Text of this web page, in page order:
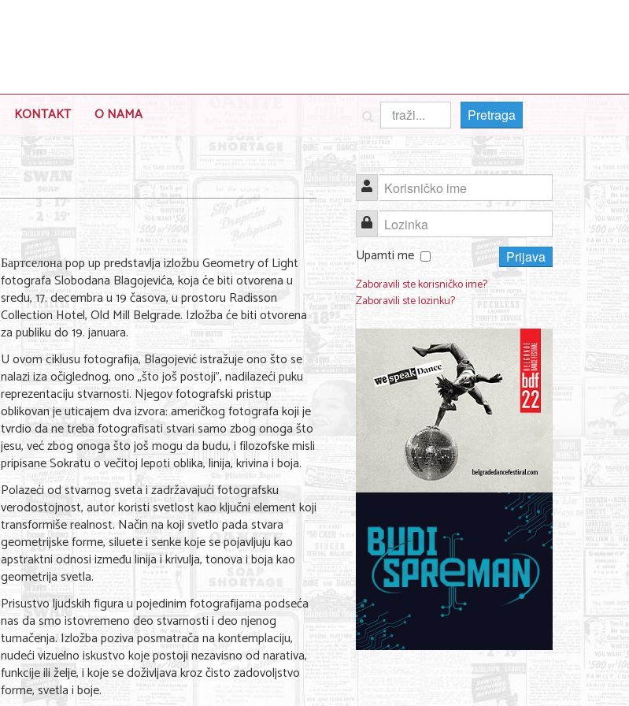
KONTAKT O NAMA Pretraga
Бартcелона pop up predstavlja izložbu Geometry of Light
fotografa Slobodana Blagojevića, koja će biti otvorena u
sredu, 17. decembra u 19 časova, u prostoru Radisson
Collection Hotel, Old Mill Belgrade. Izložba će biti otvorena
za publiku do 19. januara.
U ovom ciklusu fotografija, Blagojević istražuje ono što se
nalazi iza očiglednog, ono „što još postoji", nadilazeći puku
reprezentaciju stvarnosti. Njegov fotografski pristup
oblikovan je uticajem dva izvora: američkog fotografa koji je
tvrdio da ne treba fotografisati stvari samo zbog onoga što
jesu, već zbog onoga što još mogu da budu, i filozofske misli
pripisane Sokratu o večitoj lepoti oblika, linija, krivina i boja.
Polazeći od stvarnog sveta i zadržavajući fotografsku
verodostojnost, autor koristi svetlost kao ključni element koji
transformiše realnost. Način na koji svetlo pada stvara
geometrijske forme, siluete i senke koje se pojavljuju kao
apstraktni odnosi između linija i krivulja, tonova i boja kao
geometrija svetla.
Prisustvo ljudskih figura u pojedinim fotografijama podseća
nas da smo istovremeno deo stvarnosti i deo njenog
tumačenja. Izložba poziva posmatrača na kontemplaciju,
nudeći vizuelno iskustvo koje postoji nezavisno od narativa,
funkcije ili želje, i koje se doživljava kroz čisto zadovoljstvo
forme, svetla i boje.
Korisničko ime
Lozinka
Upamti me
Prijava
Zaboravili ste korisničko ime?
Zaboravili ste lozinku?